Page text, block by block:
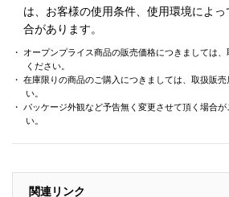
は、お客様の使用条件、使用環境によ
合があります。
・ オープンプライス商品の販売価格につきましては
ください。
・ 在庫限りの商品のご購入につきましては、取扱販
い。
・ パッケージ外観など予告無く変更させて頂く場合
い。
関連リンク